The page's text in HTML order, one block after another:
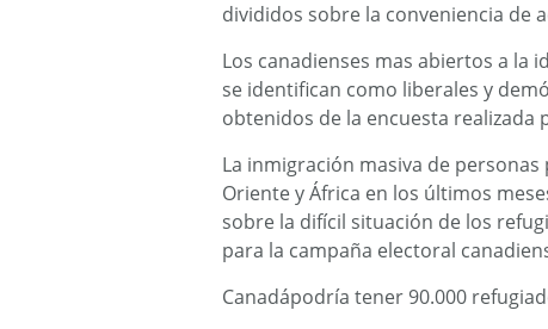
divididos sobre la conveniencia de
Los canadienses mas abiertos a la
se identifican como liberales y
obtenidos de la encuesta realizada
La inmigración masiva de
Oriente y África en los últimos
sobre la difícil situación de los
para la campaña electoral
Canadápodría tener 90.000